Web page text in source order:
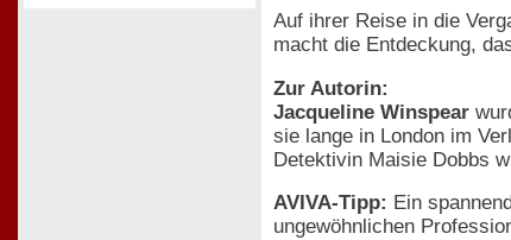
Auf ihrer Reise in die
macht die Entdeckung,
Zur Autorin:
Jacqueline Winspear
sie lange in London im
Detektivin Maisie Dobbs
AVIVA-Tipp: Ein
ungewöhnlichen